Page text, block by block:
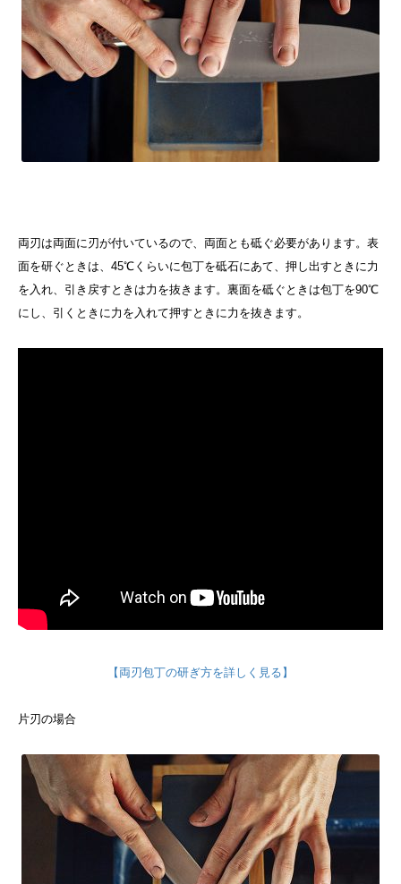
両刃は両面に刃が付いているので、両面とも砥ぐ必要があります。表
面を研ぐときは、45℃くらいに包丁を砥石にあて、押し出すときに力
を入れ、引き戻すときは力を抜きます。裏面を砥ぐときは包丁を90℃
にし、引くときに力を入れて押すときに力を抜きます。
【両刃包丁の研ぎ方を詳しく見る】
片刃の場合